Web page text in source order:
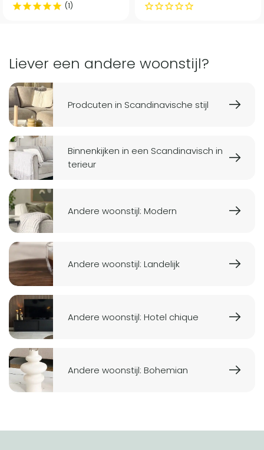
1
Liever een andere woonstijl?
Prodcuten in Scandinavische stijl
Binnenkijken in een Scandinavisch in
terieur
Andere woonstijl: Modern
Andere woonstijl: Landelijk
Andere woonstijl: Hotel chique
Andere woonstijl: Bohemian